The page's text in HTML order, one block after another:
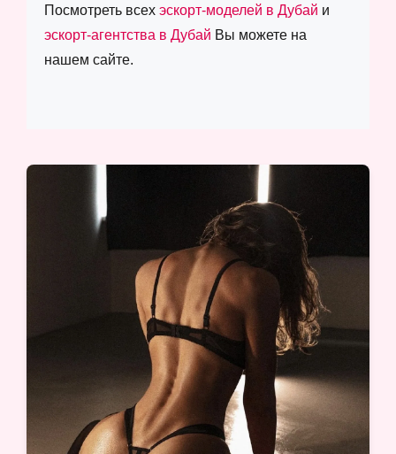
Посмотреть всех эскорт-моделей в Дубай и
эскорт-агентства в Дубай Вы можете на
нашем сайте.